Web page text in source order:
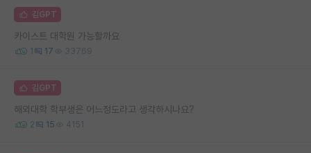
김GPT
카이스트 대학원 가능할까요
1 17 33769
김GPT
해외대학 학부생은 어느정도라고 생각하시나요?
2 15 4151